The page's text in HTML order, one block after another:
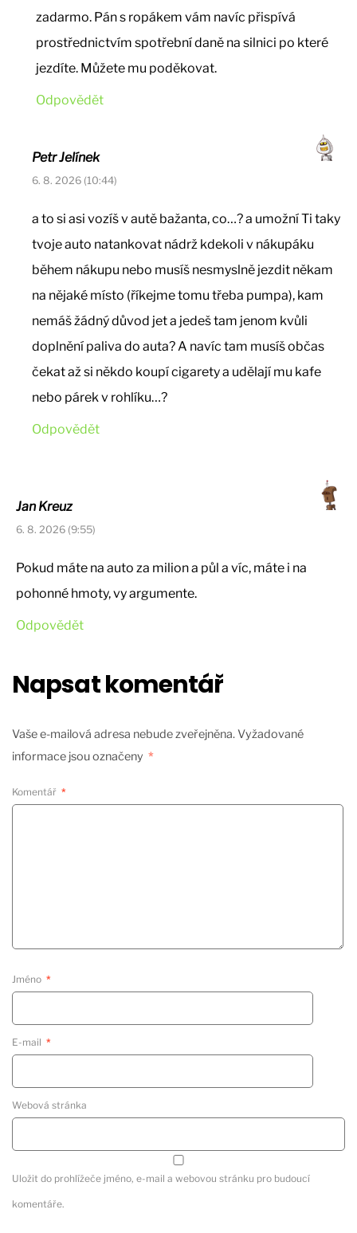
zadarmo. Pán s ropákem vám navíc přispívá
prostřednictvím spotřební daně na silnici po které
jezdíte. Můžete mu poděkovat.
Odpovědět
Petr Jelínek
6. 8. 2026 (10:44)
a to si asi vozíš v autě bažanta, co…? a umožní Ti taky
tvoje auto natankovat nádrž kdekoli v nákupáku
během nákupu nebo musíš nesmyslně jezdit někam
na nějaké místo (říkejme tomu třeba pumpa), kam
nemáš žádný důvod jet a jedeš tam jenom kvůli
doplnění paliva do auta? A navíc tam musíš občas
čekat až si někdo koupí cigarety a udělají mu kafe
nebo párek v rohlíku…?
Odpovědět
Jan Kreuz
6. 8. 2026 (9:55)
Pokud máte na auto za milion a půl a víc, máte i na
pohonné hmoty, vy argumente.
Odpovědět
Napsat komentář
Vaše e-mailová adresa nebude zveřejněna.Vyžadované
informace jsou označeny *
Komentář *
Jméno *
E-mail *
Webová stránka
Uložit do prohlížeče jméno, e-mail a webovou stránku pro budoucí
komentáře.